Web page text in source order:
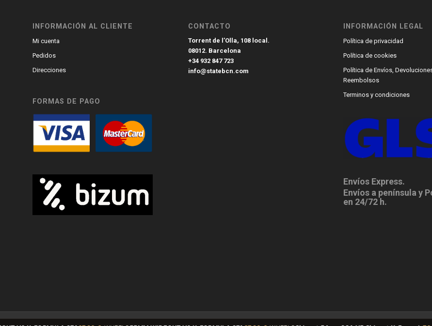
INFORMACIÓN AL CLIENTE
Mi cuenta
Pedidos
Direcciones
FORMAS DE PAGO
CONTACTO
Torrent de l’Olla, 108 local.
08012. Barcelona
+34 932 847 723
info@statebcn.com
INFORMACIÓN LEGAL
Política de privacidad
Política de cookies
Política de Envíos,
Reembolsos
Terminos y condiciones
Envíos Express.
Envíos a península y
en 24/72 h.
© Copyright - State BCN - 2026